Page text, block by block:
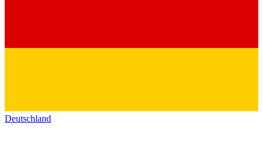
Deutschland